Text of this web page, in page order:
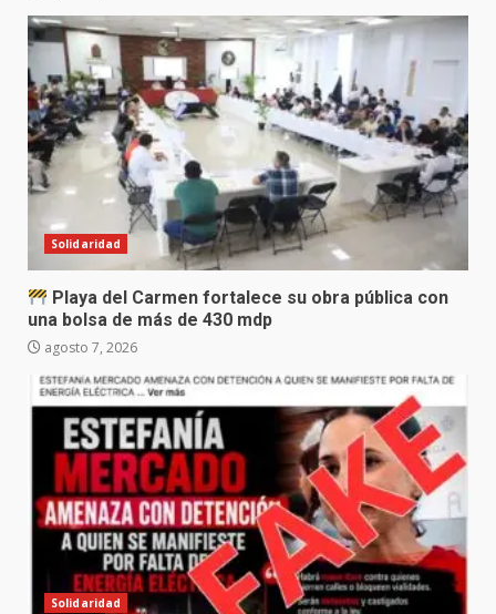
Solidaridad
Playa del Carmen fortalece su obra pública con
una bolsa de más de 430 mdp
agosto 7, 2026
Solidaridad